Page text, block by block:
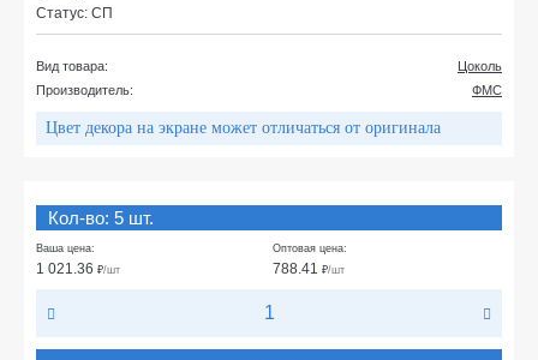
Статус: СП
Вид товара:
Цоколь
Производитель:
ФМС
Цвет декора на экране может отличаться от оригинала
Кол-во: 5 шт.
Ваша цена:
1 021.36 ₽/шт
Оптовая цена:
788.41 ₽/шт